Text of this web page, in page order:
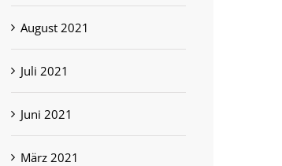
August 2021
Juli 2021
Juni 2021
März 2021